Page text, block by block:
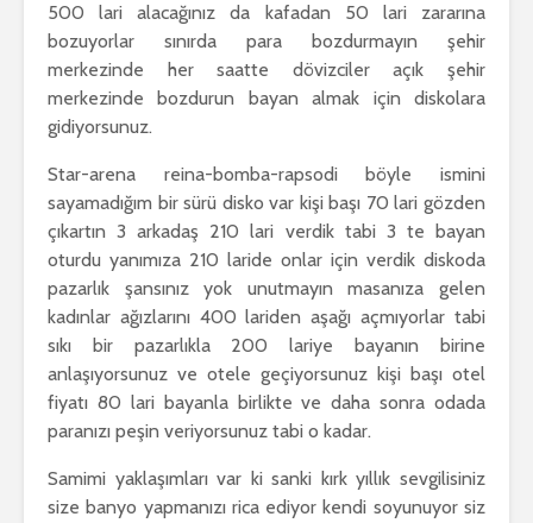
500 lari alacağınız da kafadan 50 lari zararına
bozuyorlar sınırda para bozdurmayın şehir
merkezinde her saatte dövizciler açık şehir
merkezinde bozdurun bayan almak için diskolara
gidiyorsunuz.
Star-arena reina-bomba-rapsodi böyle ismini
sayamadığım bir sürü disko var kişi başı 70 lari gözden
çıkartın 3 arkadaş 210 lari verdik tabi 3 te bayan
oturdu yanımıza 210 laride onlar için verdik diskoda
pazarlık şansınız yok unutmayın masanıza gelen
kadınlar ağızlarını 400 lariden aşağı açmıyorlar tabi
sıkı bir pazarlıkla 200 lariye bayanın birine
anlaşıyorsunuz ve otele geçiyorsunuz kişi başı otel
fiyatı 80 lari bayanla birlikte ve daha sonra odada
paranızı peşin veriyorsunuz tabi o kadar.
Samimi yaklaşımları var ki sanki kırk yıllık sevgilisiniz
size banyo yapmanızı rica ediyor kendi soyunuyor siz